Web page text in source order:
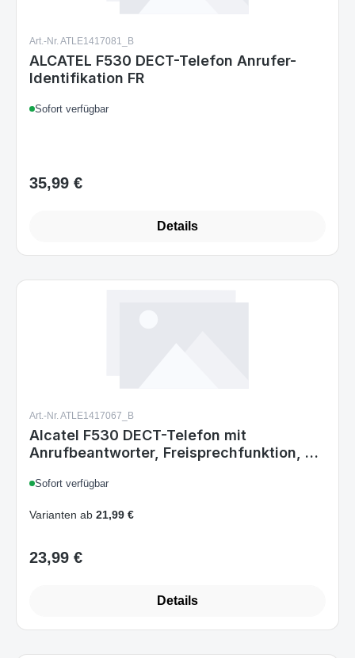
Art.-Nr. ATLE1417081_B
ALCATEL F530 DECT-Telefon Anrufer-
Identifikation FR
Sofort verfügbar
Regulärer Preis:
35,99 €
Details
Art.-Nr. ATLE1417067_B
Alcatel F530 DECT-Telefon mit
Anrufbeantworter, Freisprechfunktion, 50
Kontakte, NiMH Akku 8 h Gesprächszeit,
Blau/Weiß
Sofort verfügbar
Varianten ab 21,99 €
Regulärer Preis:
23,99 €
Details